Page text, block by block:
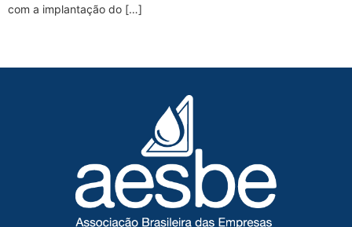
com a implantação do […]